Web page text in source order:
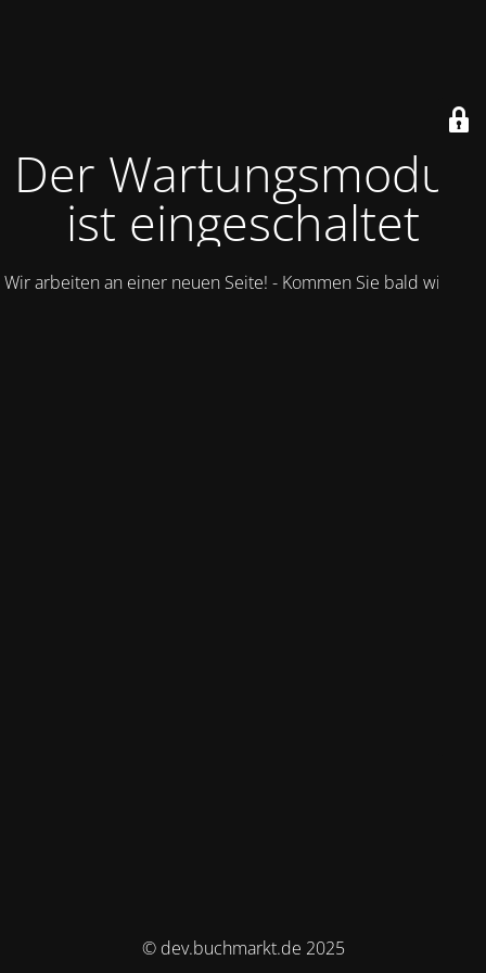
Der Wartungsmodus
ist eingeschaltet
Wir arbeiten an einer neuen Seite! - Kommen Sie bald wieder.
© dev.buchmarkt.de 2025